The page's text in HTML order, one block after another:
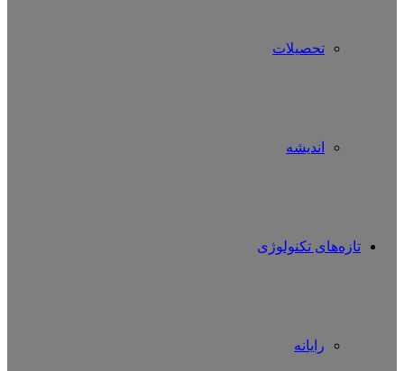
تحصیلات
اندیشه
تازه‌های تکنولوژی
رایانه